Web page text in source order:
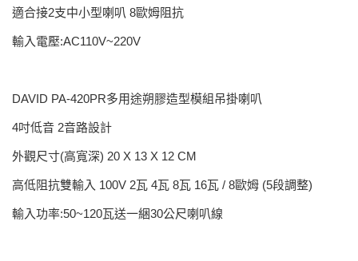
適合接2支中小型喇叭 8歐姆阻抗
輸入電壓:AC110V~220V
DAVID PA-420PR多用途朔膠造型模組吊掛喇叭
4吋低音 2音路設計
外觀尺寸(高寬深) 20 X 13 X 12 CM
高低阻抗雙輸入 100V 2瓦 4瓦 8瓦 16瓦 / 8歐姆 (5段調整)
輸入功率:50~120瓦送一綑30公尺喇叭線